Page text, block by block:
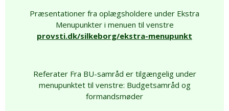
Præsentationer fra oplægsholdere under Ekstra
Menupunkter i menuen til venstre
provsti.dk/silkeborg/ekstra-menupunkt
Referater Fra BU-samråd er tilgængelig under
menupunktet til venstre: Budgetsamråd og
formandsmøder